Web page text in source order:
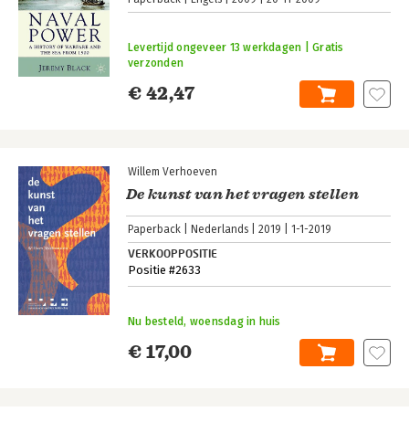
€ 42,47
Levertijd ongeveer 13 werkdagen | Gratis
verzonden
Willem Verhoeven
De kunst van het vragen stellen
Paperback Nederlands 2019 1-1-2019
VERKOOPPOSITIE
Positie #2633
€ 17,00
Nu besteld, woensdag in huis